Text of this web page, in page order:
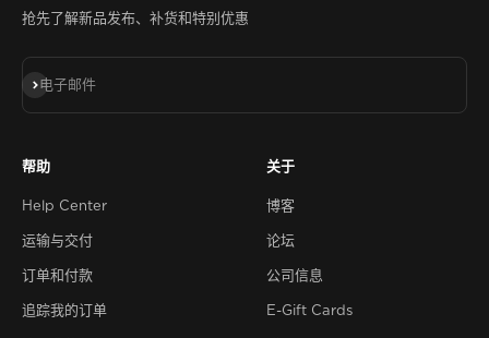
抢先了解新品发布、补货和特别优惠
电子邮件
订阅
帮助
Help Center
运输与交付
订单和付款
追踪我的订单
关于
博客
论坛
公司信息
E-Gift Cards